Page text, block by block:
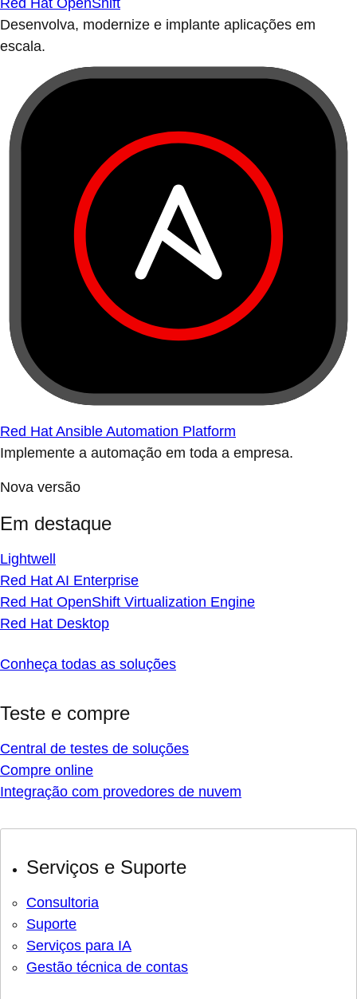
Red Hat OpenShift
Desenvolva, modernize e implante aplicações em
escala.
Red Hat Ansible Automation Platform
Implemente a automação em toda a empresa.
Nova versão
Em destaque
Lightwell
Red Hat AI Enterprise
Red Hat OpenShift Virtualization Engine
Red Hat Desktop
Conheça todas as soluções
Teste e compre
Central de testes de soluções
Compre online
Integração com provedores de nuvem
Serviços e Suporte
Consultoria
Suporte
Serviços para IA
Gestão técnica de contas